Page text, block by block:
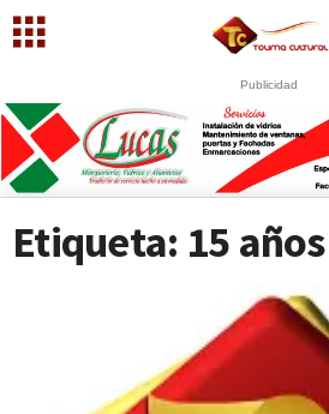
Publicidad
Etiqueta: 15